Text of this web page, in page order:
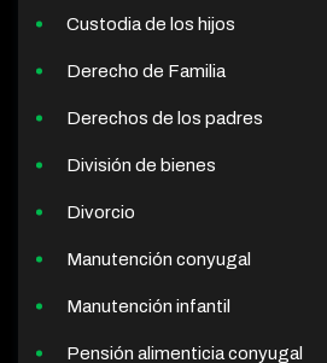
Custodia de los hijos
Derecho de Familia
Derechos de los padres
División de bienes
Divorcio
Manutención conyugal
Manutención infantil
Pensión alimenticia conyugal